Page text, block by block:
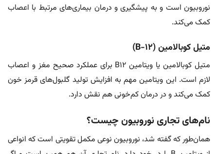
نوروبیون است و به پیشگیری و درمان بیماری‌های مرتبط با اعصاب
کمک می‌کند.
متیل کوبالامین (B-12)
متیل کوبالامین یا ویتامین B12 برای عملکرد صحیح مغز و اعصاب
لازم است. این ویتامین مهم به افزایش تولید گلبول‌های قرمز خون
کمک می‌کند و در درمان کم‌خونی هم نقش دارد.
نام‌های تجاری نوروبیون چیست؟
همان‌طور که گفته شد، نوروبیون نوعی مکمل تقویتی است که انواعی